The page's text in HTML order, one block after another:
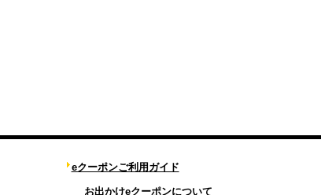
eクーポンご利用ガイド
お出かけeクーポンについて